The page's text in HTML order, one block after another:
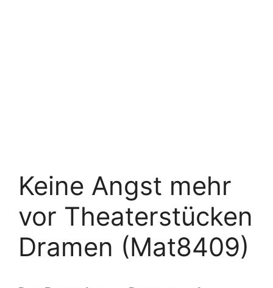
Keine Angst mehr
vor Theaterstücken
Dramen (Mat8409)